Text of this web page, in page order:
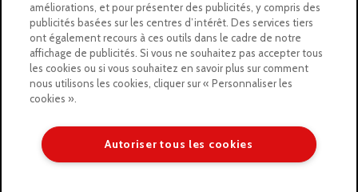
Feuilleter le Guide
Gratuit : intégrer le Guide
Marques Beaux-Arts
Matériel pour l’aquarelle
Matériel pour l’acrylique
Matériel pour l’huile
améliorations, et pour présenter des publicités, y compris des
publicités basées sur les centres d’intérêt. Des services tiers
ont également recours à ces outils dans le cadre de notre
affichage de publicités. Si vous ne souhaitez pas accepter tous
les cookies ou si vous souhaitez en savoir plus sur comment
nous utilisons les cookies, cliquer sur « Personnaliser les
cookies ».
Autoriser tous les cookies